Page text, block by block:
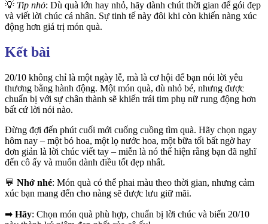
💡 Tip nhỏ: Dù quà lớn hay nhỏ, hãy dành chút thời gian để gói đẹp
và viết lời chúc cá nhân. Sự tinh tế này đôi khi còn khiến nàng xúc
động hơn giá trị món quà.
Kết bài
20/10 không chỉ là một ngày lễ, mà là cơ hội để bạn nói lời yêu
thương bằng hành động. Một món quà, dù nhỏ bé, nhưng được
chuẩn bị với sự chân thành sẽ khiến trái tim phụ nữ rung động hơn
bất cứ lời nói nào.
Đừng đợi đến phút cuối mới cuống cuồng tìm quà. Hãy chọn ngay
hôm nay – một bó hoa, một lọ nước hoa, một bữa tối bất ngờ hay
đơn giản là lời chúc viết tay – miễn là nó thể hiện rằng bạn đã nghĩ
đến cô ấy và muốn dành điều tốt đẹp nhất.
💬 Nhớ nhé: Món quà có thể phai màu theo thời gian, nhưng cảm
xúc bạn mang đến cho nàng sẽ được lưu giữ mãi.
➡ Hãy: Chọn món quà phù hợp, chuẩn bị lời chúc và biến 20/10